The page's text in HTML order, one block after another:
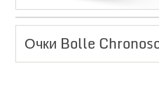
Очки Bolle